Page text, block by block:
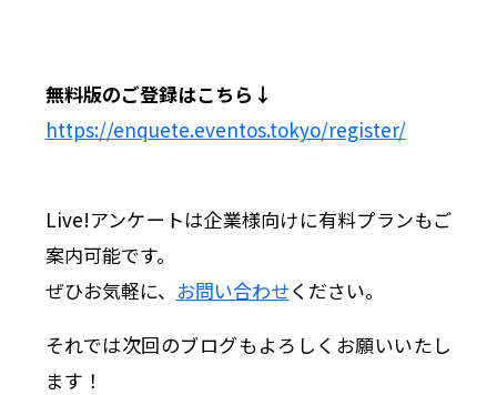
無料版のご登録はこちら↓
https://enquete.eventos.tokyo/register/
Live!アンケートは企業様向けに有料プランもご
案内可能です。
ぜひお気軽に、 お問い合わせください。
それでは次回のブログもよろしくお願いいたし
ます！